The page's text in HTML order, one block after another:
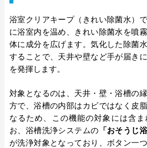
浴室クリアキープ（きれい除菌水）
に浴室内を温め、きれい除菌水を噴
体に成分を広げます。気化した除菌
することで、天井や壁など手が届き
を発揮します。
対象となるのは、天井・壁・浴槽の
方で、浴槽の内部はカビではなく皮
なるため、この機能の対象には含
お、浴槽洗浄システムの 「おそうじ
が洗浄対象となっており、ボタン一